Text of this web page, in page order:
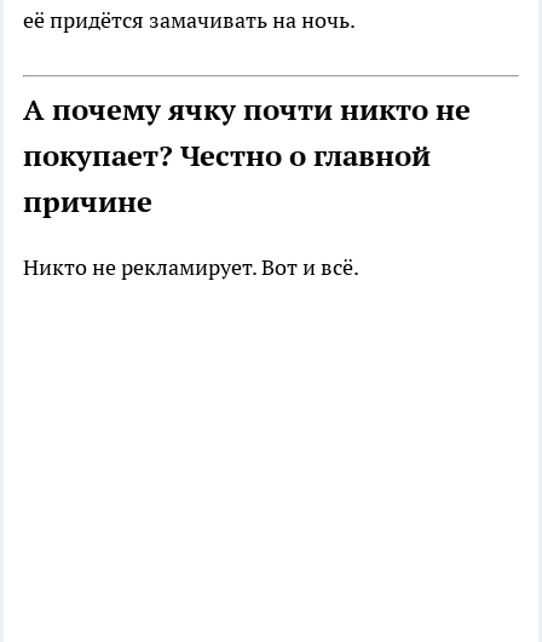
её придётся замачивать на ночь.
А почему ячку почти никто не
покупает? Честно о главной
причине
Никто не рекламирует. Вот и всё.